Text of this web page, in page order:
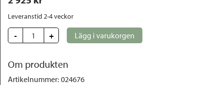
Leveranstid 2-4 veckor
- + Lägg i varukorgen
Om produkten
Artikelnummer: 024676